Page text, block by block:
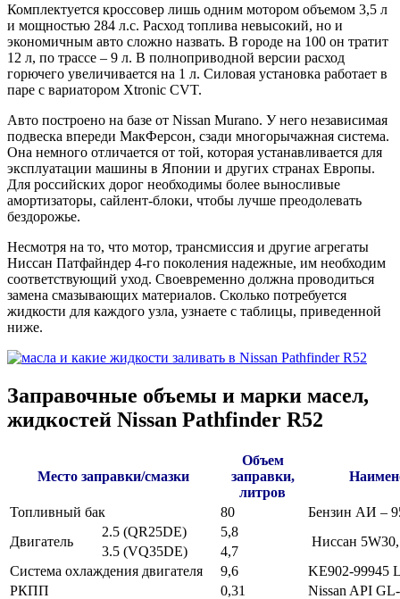
Комплектуется кроссовер лишь одним мотором объемом 3,5 л
и мощностью 284 л.с. Расход топлива невысокий, но и
экономичным авто сложно назвать. В городе на 100 он тратит
12 л, по трассе – 9 л. В полноприводной версии расход
горючего увеличивается на 1 л. Силовая установка работает в
паре с вариатором Xtronic CVT.
Авто построено на базе от Nissan Murano. У него независимая
подвеска впереди МакФерсон, сзади многорычажная система.
Она немного отличается от той, которая устанавливается для
эксплуатации машины в Японии и других странах Европы.
Для российских дорог необходимы более выносливые
амортизаторы, сайлент-блоки, чтобы лучше преодолевать
бездорожье.
Несмотря на то, что мотор, трансмиссия и другие агрегаты
Ниссан Патфайндер 4-го поколения надежные, им необходим
соответствующий уход. Своевременно должна проводиться
замена смазывающих материалов. Сколько потребуется
жидкости для каждого узла, узнаете с таблицы, приведенной
ниже.
Заправочные объемы и марки масел,
жидкостей Nissan Pathfinder R52
Место заправки/смазки
Объем
заправки,
литров
Топливный бак 80
Бензин АИ –
Двигатель
2.5 (QR25DE) 5,8
Ниссан
3.5 (VQ35DE)
4,7
Система охлаждения двигателя
9,6
KE902-99945
РКПП
0,31
Nissan API